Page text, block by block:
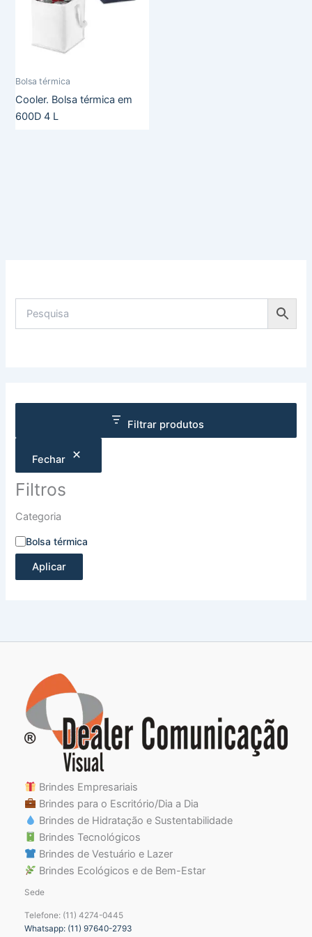
Filtrar produtos
Fechar
Filtros
Categoria
Bolsa térmica
Aplicar
Bolsa térmica
Cooler. Bolsa térmica em
600D 4 L
Brindes Empresariais
Brindes para o Escritório/Dia a Dia
Brindes de Hidratação e Sustentabilidade
Brindes Tecnológicos
Brindes de Vestuário e Lazer
Brindes Ecológicos e de Bem-Estar
Sede
Telefone: (11) 4274-0445
Whatsapp: (11) 97640-2793